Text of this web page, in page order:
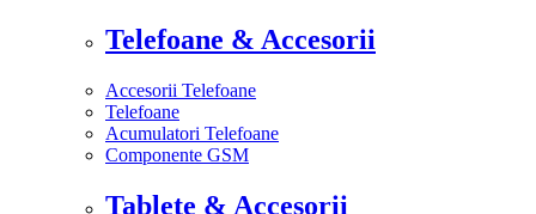
Telefoane & Accesorii
Accesorii Telefoane
Telefoane
Acumulatori Telefoane
Componente GSM
Tablete & Accesorii